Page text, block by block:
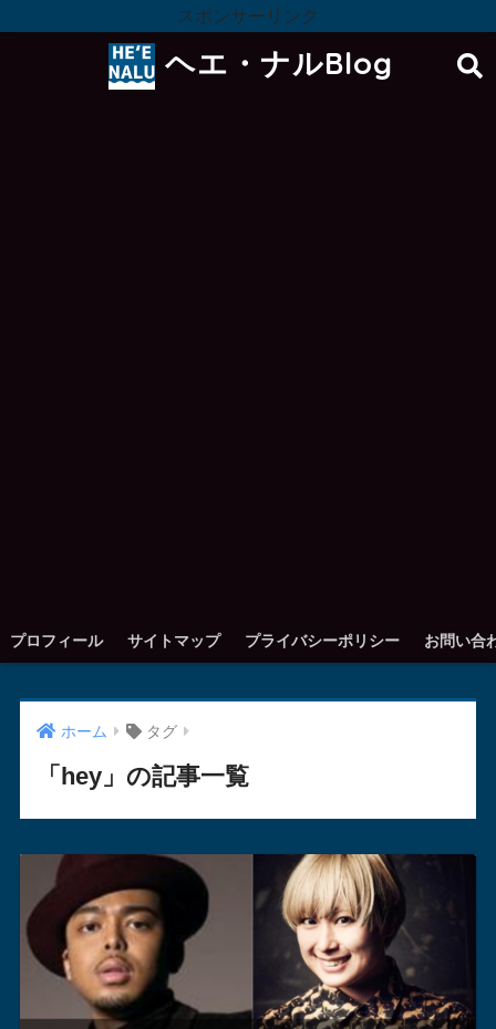
スポンサーリンク
ヘエ・ナルBlog
プロフィール サイトマップ プライバシーポリシー お問い合
ホーム タグ
「hey」の記事一覧